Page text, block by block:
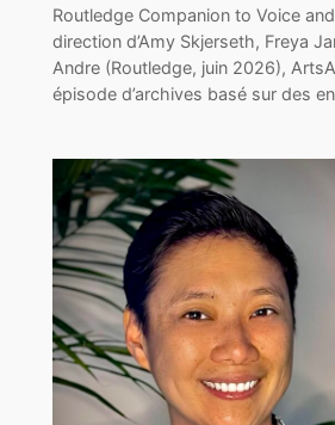
Routledge Companion to Voice
direction d’Amy Skjerseth, Freya
Andre (Routledge, juin 2026),
épisode d’archives basé sur des